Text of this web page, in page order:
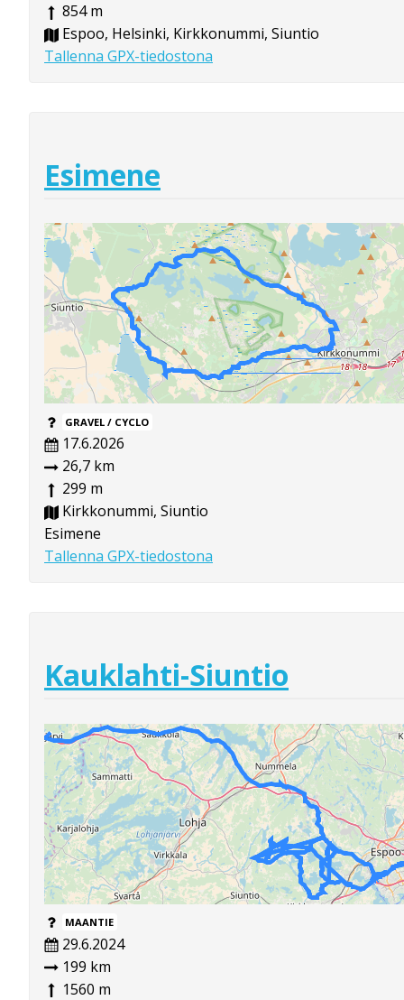
854 m
Espoo, Helsinki, Kirkkonummi, Siuntio
Tallenna GPX-tiedostona
Esimene
GRAVEL / CYCLO
17.6.2026
26,7 km
299 m
Kirkkonummi, Siuntio
Esimene
Tallenna GPX-tiedostona
Kauklahti-Siuntio
MAANTIE
29.6.2024
199 km
1560 m